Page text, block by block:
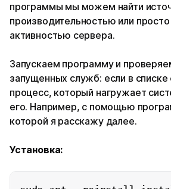
программы мы можем найти
производительностью или просто
активностью сервера.
Запускаем программу и
запущенных служб: если в
процесс, который нагружает
его. Например, с помощью
которой я расскажу далее.
Установка: